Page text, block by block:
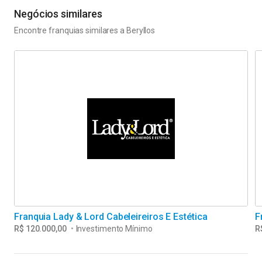
Negócios similares
Encontre franquias similares a Beryllos
R$ 120.000,00 • Investimento Mínimo
Franquia Lady & Lord Cabeleireiros E Estética